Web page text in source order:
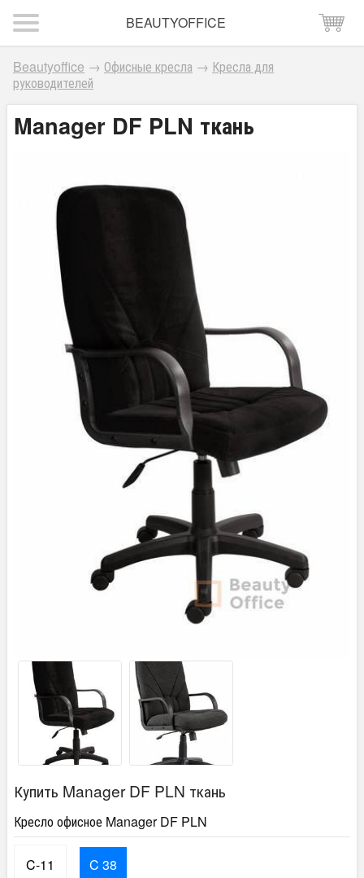
BEAUTYOFFICE
Beautyoffice → Офисные кресла → Кресла для
руководителей
Manager DF PLN ткань
Купить Manager DF PLN ткань
Кресло офисное Manager DF PLN
C-11 C 38